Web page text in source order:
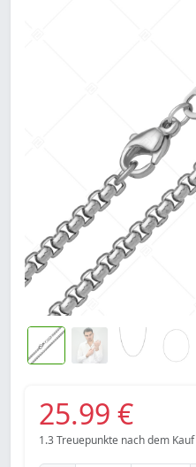
25.99 €
1.3Treuepunkte nach dem Kauf